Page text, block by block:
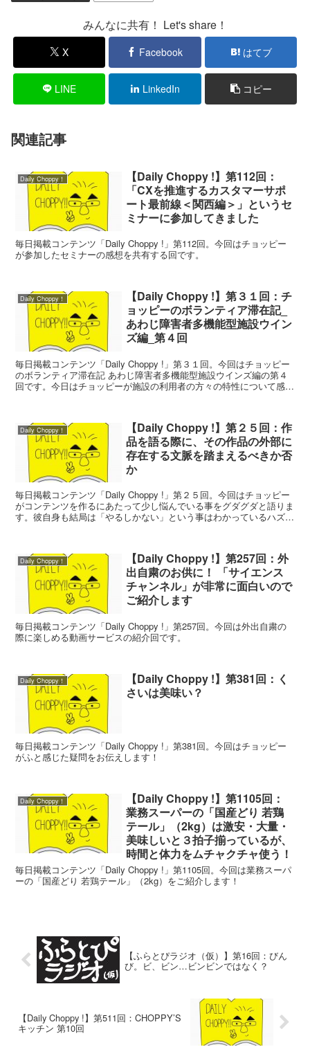
みんなに共有！ Let's share！
X Facebook はてブ
LINE LinkedIn コピー
関連記事
Daily Choppy！
【Daily Choppy !】第112回：
「CXを推進するカスタマーサポ
ート最前線＜関西編＞」というセ
ミナーに参加してきました
毎日掲載コンテンツ「Daily Choppy !」第112回。今回はチョッピー
が参加したセミナーの感想を共有する回です。
Daily Choppy！
【Daily Choppy !】第３１回：チ
ョッピーのボランティア滞在記_
あわじ障害者多機能型施設ウイン
ズ編_第４回
毎日掲載コンテンツ「Daily Choppy !」第３１回。今回はチョッピー
のボランティア滞在記 あわじ障害者多機能型施設ウインズ編の第４
回です。今日はチョッピーが施設の利用者の方々の特性について感じ
Daily Choppy！
【Daily Choppy !】第２５回：作
品を語る際に、その作品の外部に
存在する文脈を踏まえるべきか否
か
毎日掲載コンテンツ「Daily Choppy !」第２５回。今回はチョッピー
がコンテンツを作るにあたって少し悩んでいる事をグダグダと語りま
す。彼自身も結局は「やるしかない」という事はわかっているハズな
Daily Choppy！
【Daily Choppy !】第257回：外
出自粛のお供に！ 「サイエンス
チャンネル」が非常に面白いので
ご紹介します
毎日掲載コンテンツ「Daily Choppy !」第257回。今回は外出自粛の
際に楽しめる動画サービスの紹介回です。
Daily Choppy！
【Daily Choppy !】第381回：く
さいは美味い？
毎日掲載コンテンツ「Daily Choppy !」第381回。今回はチョッピー
がふと感じた疑問をお伝えします！
Daily Choppy！
【Daily Choppy !】第1105回：
業務スーパーの「国産どり 若鶏
テール」（2kg）は激安・大量・
美味しいと３拍子揃っているが、
時間と体力をムチャクチャ使う！
毎日掲載コンテンツ「Daily Choppy !」第1105回。今回は業務スーパ
ーの「国産どり 若鶏テール」（2kg）をご紹介します！
【ふらとぴラジオ（仮）】第16回：びん
び。ビ、ビン…ビンビンではなく？
【Daily Choppy !】第511回：CHOPPY’S
キッチン 第10回